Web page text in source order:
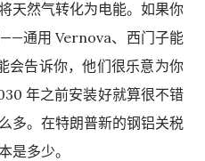
天然气转化为电能。如果你
通用 Vernova、西门子能
告诉你，他们很乐意为你
年之前安装好就算很不错
多。在特朗普新的钢铝关税
是多少。